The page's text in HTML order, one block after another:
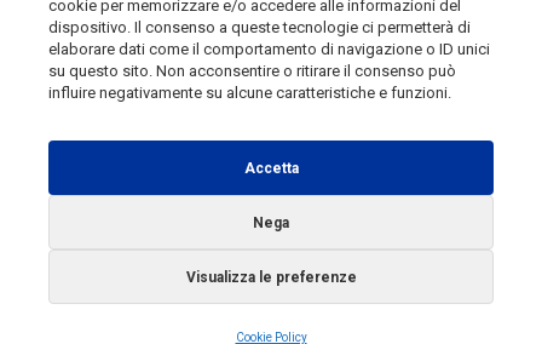
cookie per memorizzare e/o accedere alle informazioni del
dispositivo. Il consenso a queste tecnologie ci permetterà di
elaborare dati come il comportamento di navigazione o ID unici
su questo sito. Non acconsentire o ritirare il consenso può
influire negativamente su alcune caratteristiche e funzioni.
Accetta
Nega
Visualizza le preferenze
Cookie Policy
Telemolise - reg. Tribunale di Campobasso n. 133 del
10/08/1982 - Direttore Responsabile:MANUELA
PETESCIA
Campobasso n. 224 del 4/5/1996 - Direttore Responsabile:
Radio Tele Molise s.r.l. - P.IVA 00213640709
Copyright 2025 Telemolise - Tutti i diritti riservati